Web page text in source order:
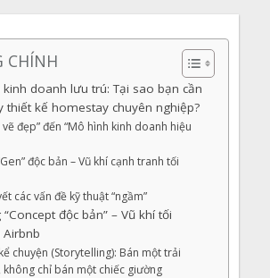
CHÍNH
kinh doanh lưu trú: Tại sao bạn cần
thiết kế homestay chuyên nghiệp?
vẽ đẹp” đến “Mô hình kinh doanh hiệu
độc bản – Vũ khí cạnh tranh tối
các vấn đề kỹ thuật “ngầm”
độc bản” – Vũ khí tối
chuyện (Storytelling): Bán một trải
không chỉ bán một chiếc giường